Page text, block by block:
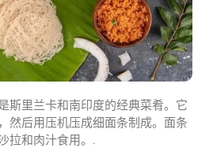
斯里兰卡和南印度的经典菜肴。它
然后用压机压成细面条制成。面条
拉和肉汁食用。.